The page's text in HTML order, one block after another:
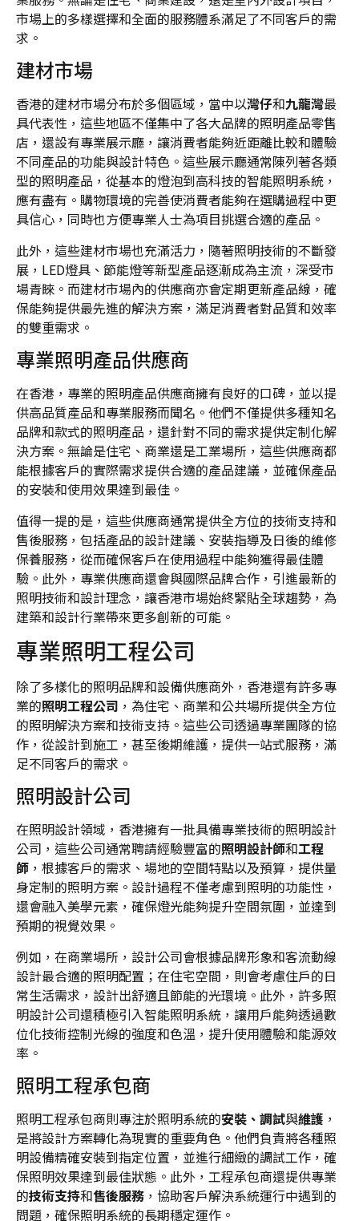
市場上的多樣選擇和全面的服務體系滿足了不同客戶的需
求。
建材市場
香港的建材市場分布於多個區域，當中以灣仔和九龍灣最
具代表性，這些地區不僅集中了各大品牌的照明產品零售
店，還設有專業展示廳，讓消費者能夠近距離比較和體驗
不同產品的功能與設計特色。這些展示廳通常陳列著各類
型的照明產品，從基本的燈泡到高科技的智能照明系統，
應有盡有。購物環境的完善使消費者能夠在選購過程中更
具信心，同時也方便專業人士為項目挑選合適的產品。
此外，這些建材市場也充滿活力，隨著照明技術的不斷發
展，LED燈具、節能燈等新型產品逐漸成為主流，深受市
場青睞。而建材市場內的供應商亦會定期更新產品線，確
保能夠提供最先進的解決方案，滿足消費者對品質和效率
的雙重需求。
專業照明產品供應商
在香港，專業的照明產品供應商擁有良好的口碑，並以提
供高品質產品和專業服務而聞名。他們不僅提供多種知名
品牌和款式的照明產品，還針對不同的需求提供定制化解
決方案。無論是住宅、商業還是工業場所，這些供應商都
能根據客戶的實際需求提供合適的產品建議，並確保產品
的安裝和使用效果達到最佳。
值得一提的是，這些供應商通常提供全方位的技術支持和
售後服務，包括產品的設計建議、安裝指導及日後的維修
保養服務，從而確保客戶在使用過程中能夠獲得最佳體
驗。此外，專業供應商還會與國際品牌合作，引進最新的
照明技術和設計理念，讓香港市場始終緊貼全球趨勢，為
建築和設計行業帶來更多創新的可能。
專業照明工程公司
除了多樣化的照明品牌和設備供應商外，香港還有許多專
業的照明工程公司 ，為住宅、商業和公共場所提供全方位
的照明解決方案和技術支持。這些公司透過專業團隊的協
作，從設計到施工，甚至後期維護，提供一站式服務，滿
足不同客戶的需求。
照明設計公司
在照明設計領域，香港擁有一批具備專業技術的照明設計
公司，這些公司通常聘請經驗豐富的照明設計師和工程
師 ，根據客戶的需求、場地的空間特點以及預算，提供量
身定制的照明方案。設計過程不僅考慮到照明的功能性，
還會融入美學元素，確保燈光能夠提升空間氛圍，並達到
預期的視覺效果。
例如，在商業場所，設計公司會根據品牌形象和客流動線
設計最合適的照明配置；在住宅空間，則會考慮住戶的日
常生活需求，設計出舒適且節能的光環境。此外，許多照
明設計公司還積極引入智能照明系統，讓用戶能夠透過數
位化技術控制光線的強度和色溫，提升使用體驗和能源效
率。
照明工程承包商
照明工程承包商則專注於照明系統的安裝、調試與維護 ，
是將設計方案轉化為現實的重要角色。他們負責將各種照
明設備精確安裝到指定位置，並進行細緻的調試工作，確
保照明效果達到最佳狀態。此外，工程承包商還提供專業
的技術支持和售後服務 ，協助客戶解決系統運行中遇到的
問題，確保照明系統的長期穩定運作。